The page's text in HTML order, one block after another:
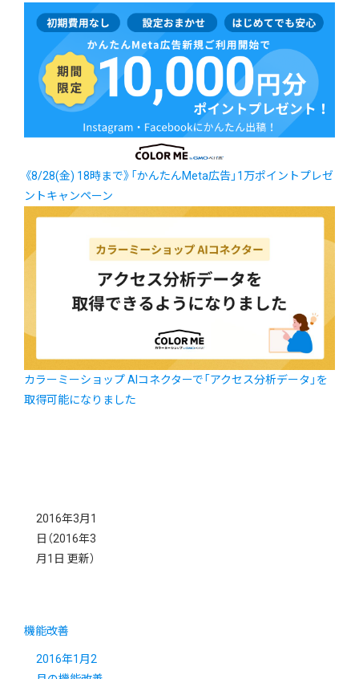
《8/28(金) 18時まで》「かんたんMeta広告」1万ポイントプレゼ
ントキャンペーン
カラーミーショップ AIコネクターで「アクセス分析データ」を
取得可能になりました
2016年3月1
日 （2016年3
月1日 更新）
機能改善
2016年1月2